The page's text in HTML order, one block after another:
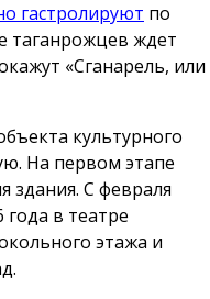
гастролируют по
таганрожцев ждет
«Сганарель, или
культурного
На первом этапе
здания. С февраля
в театре
этажа и